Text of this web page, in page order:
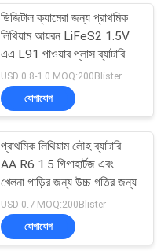
ডিজিটাল ক্যামেরা জন্য প্রাথমিক
লিথিয়াম আয়রন LiFeS2 1.5V
এএ L91 পাওয়ার প্লাস ব্যাটারি
USD 0.8-1.0 MOQ:200Blister
যোগাযোগ
প্রাথমিক লিথিয়াম লৌহ ব্যাটারি
AA R6 1.5 গিগাহার্টজ এবং
খেলনা গাড়ির জন্য উচ্চ গতির জন্য
USD 0.7 MOQ:200Blister
যোগাযোগ